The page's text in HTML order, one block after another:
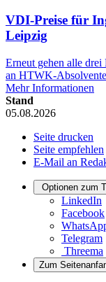
VDI-Preise für
Leipzig
Erneut gehen alle
an HTWK-
Mehr Informationen
Stand
05.08.2026
Seite drucken
Seite empfehlen
E-Mail an
Optionen zum
LinkedIn
Facebook
Telegram
Threema
Zum